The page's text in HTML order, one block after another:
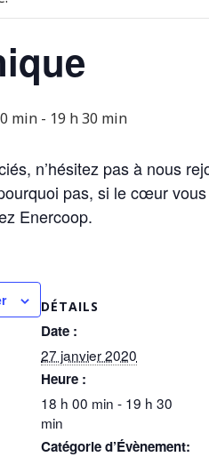
min - 19 h 30 min
n’hésitez pas à nous
pas, si le cœur
Enercoop.
DÉTAILS
Date :
27 janvier 2020
Heure :
18 h 00 min - 19 h 30
min
Catégorie d’Évènement: